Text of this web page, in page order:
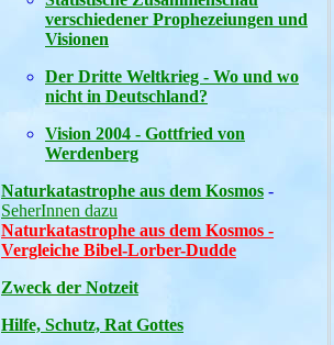
verschiedener Prophezeiungen und
Visionen
Der Dritte Weltkrieg - Wo und wo
nicht in Deutschland?
Vision 2004 - Gottfried von
Werdenberg
Naturkatastrophe aus dem Kosmos -
SeherInnen dazu
Naturkatastrophe aus dem Kosmos -
Vergleiche Bibel-Lorber-Dudde
Zweck der Notzeit
Hilfe, Schutz, Rat Gottes